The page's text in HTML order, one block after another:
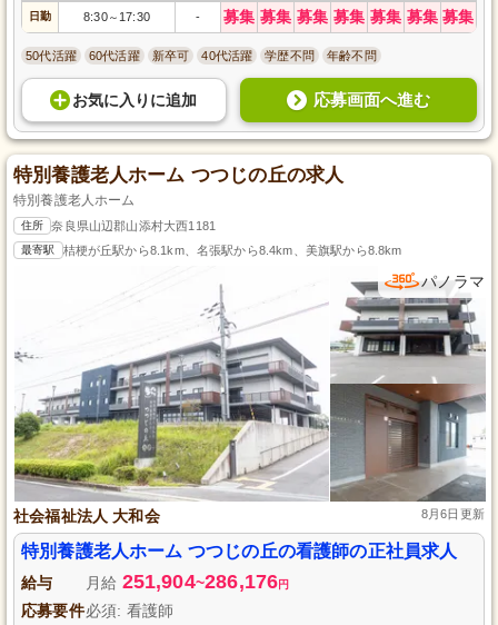
日勤 8:30～ 17:30 - 募集 募集 募集 募集 募集 募集 募集
50代活躍 60代活躍 新卒可 40代活躍 学歴不問 年齢不問
お気に入り に追加 応募画面へ進む
特別養護老人ホーム つつじの丘の求人
特別養護老人ホーム
住所 奈良県山辺郡山添村大西1181
最寄駅 桔梗が丘駅から8.1km、名張駅から8.4km、美旗駅から8.8km
パノラマ
社会福祉法人 大和会 8月6日更新
特別養護老人ホーム つつじの丘の看護師の正社員求人
給与 月給 251,904~286,176円
応募要件必須: 看護師